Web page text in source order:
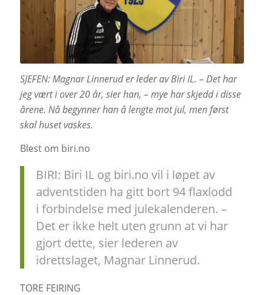
SJEFEN: Magnar Linnerud er leder av Biri IL. – Det har
jeg vært i over 20 år, sier han, – mye har skjedd i disse
årene. Nå begynner han å lengte mot jul, men først
skal huset vaskes.
Blest om biri.no
BIRI: Biri IL og biri.no vil i løpet av
adventstiden ha gitt bort 94 flaxlodd
i forbindelse med julekalenderen. –
Det er ikke helt uten grunn at vi har
gjort dette, sier lederen av
idrettslaget, Magnar Linnerud.
TORE FEIRING